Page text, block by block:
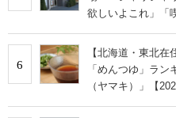
欲しいよこれ」「
6
【北海道・東北
「めんつゆ」ラ
（ヤマキ）」【